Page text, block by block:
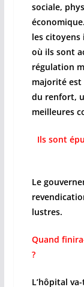
sociale,
les citoyens
où ils sont
régulation
majorité est
du renfort,
meilleures
Ils sont
Le
lustres.
Quand
?
L’hôpital